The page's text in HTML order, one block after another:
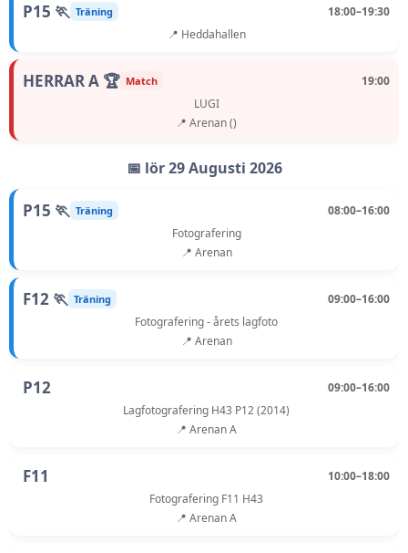
P15 🏃 Träning
18:00–19:30
📍 Heddahallen
HERRAR A 🏆 Match
19:00
LUGI
📍 Arenan ()
📅 lör 29 Augusti 2026
P15 🏃 Träning
08:00–16:00
Fotografering
📍 Arenan
F12 🏃 Träning
09:00–16:00
Fotografering - årets lagfoto
📍 Arenan
P12
09:00–16:00
Lagfotografering H43 P12 (2014)
📍 Arenan A
F11
10:00–18:00
Fotografering F11 H43
📍 Arenan A